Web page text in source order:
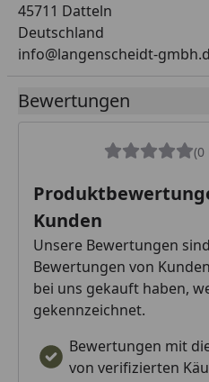
45711 Datteln
Deutschland
info@langenscheidt-
Bewertungen
(0
Kunden
Unsere Bewertungen
Bewertungen von
bei uns gekauft haben,
gekennzeichnet.
Bewertungen mit
von verifizierten